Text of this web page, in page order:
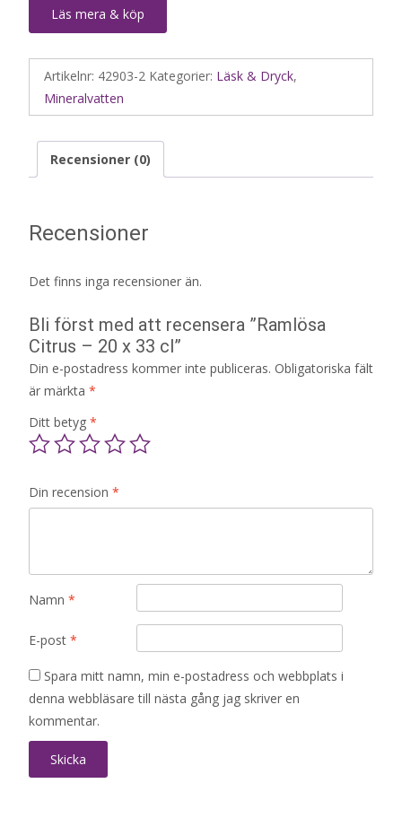
Läs mera & köp
Artikelnr: 42903-2 Kategorier: Läsk & Dryck,
Mineralvatten
Recensioner (0)
Recensioner
Det finns inga recensioner än.
Bli först med att recensera ”Ramlösa
Citrus – 20 x 33 cl”
Din e-postadress kommer inte publiceras. Obligatoriska fält
är märkta *
Ditt betyg *
Din recension *
Namn *
E-post *
Spara mitt namn, min e-postadress och webbplats i
denna webbläsare till nästa gång jag skriver en
kommentar.